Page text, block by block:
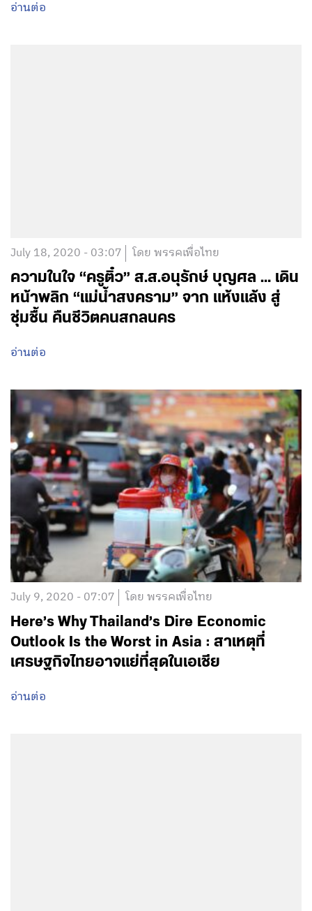
อ่านต่อ
July 18, 2020 - 03:07 โดย พรรคเพื่อไทย
ความในใจ “ครูติ๋ว” ส.ส.อนุรักษ์ บุญศล … เดิน
หน้าพลิก “แม่น้ำสงคราม” จาก แห้งแล้ง สู่
ชุ่มชื้น คืนชีวิตคนสกลนคร
อ่านต่อ
July 9, 2020 - 07:07 โดย พรรคเพื่อไทย
Here’s Why Thailand’s Dire Economic
Outlook Is the Worst in Asia : สาเหตุที่
เศรษฐกิจไทยอาจแย่ที่สุดในเอเชีย
อ่านต่อ